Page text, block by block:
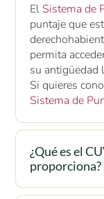
El Sistema de
puntaje que
permita
su antigüedad
Si quieres
Sistema de
¿Qué es el
proporciona?